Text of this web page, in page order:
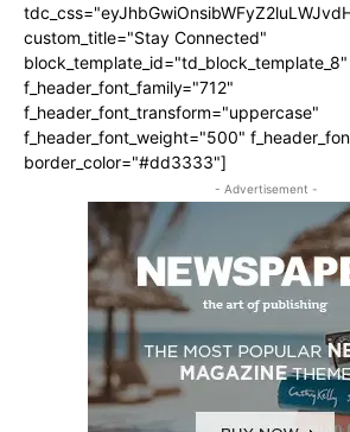
custom_title="Stay Connected"
block_template_id="td_block_template_8"
f_header_font_family="712"
f_header_font_transform="uppercase"
f_header_font_weight="500"
border_color="#dd3333"]
- Advertisement -